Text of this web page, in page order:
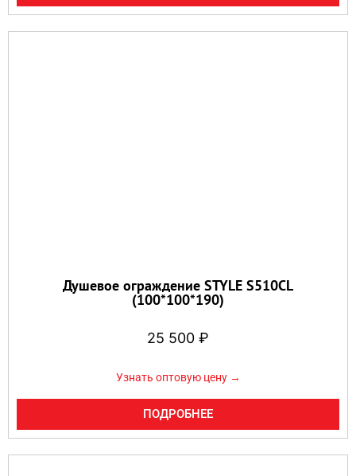
Душевое ограждение STYLE S510CL
(100*100*190)
25 500 ₽
Узнать оптовую цену →
ПОДРОБНЕЕ